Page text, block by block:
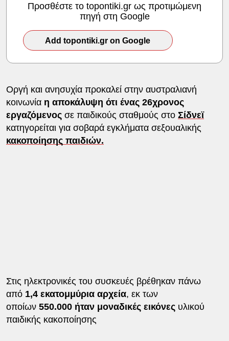
Προσθέστε το topontiki.gr ως προτιμώμενη
πηγή στη Google
Add topontiki.gr on Google
Οργή και ανησυχία προκαλεί στην αυστραλιανή
κοινωνία η αποκάλυψη ότι ένας 26χρονος
εργαζόμενος σε παιδικούς σταθμούς στο Σίδνεϊ
κατηγορείται για σοβαρά εγκλήματα σεξουαλικής
κακοποίησης παιδιών.
Στις ηλεκτρονικές του συσκευές βρέθηκαν πάνω
από 1,4 εκατομμύρια αρχεία, εκ των
οποίων 550.000 ήταν μοναδικές εικόνεςυλικού
παιδικής κακοποίησης